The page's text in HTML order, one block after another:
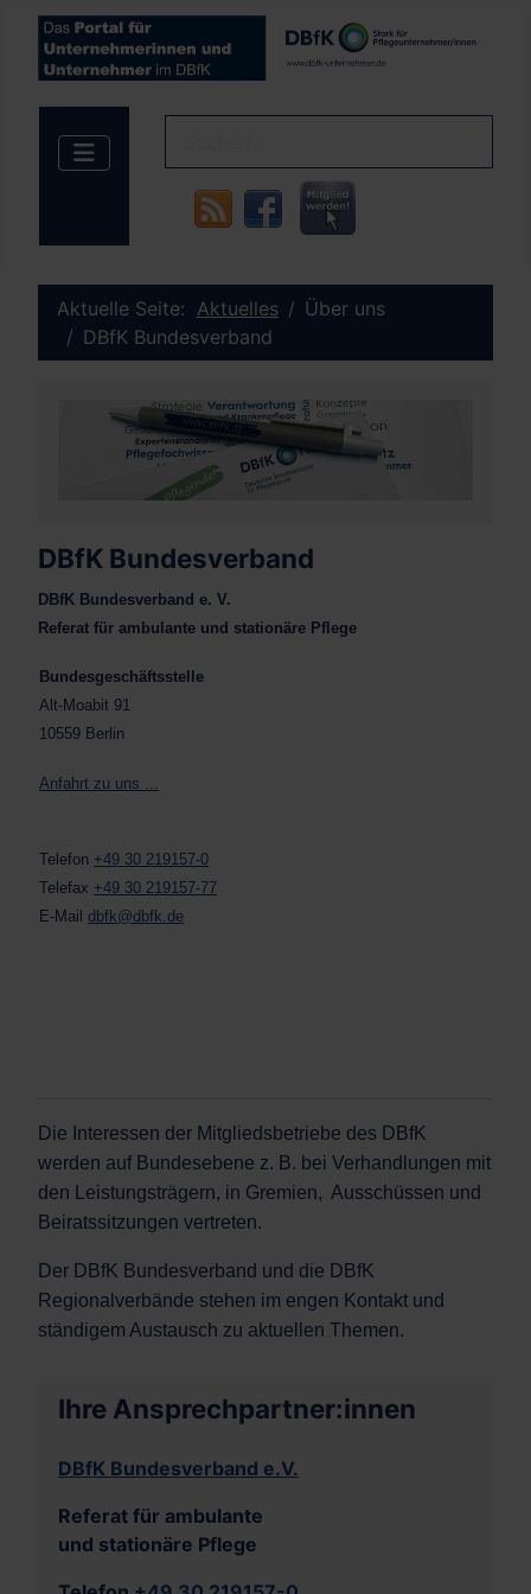
Aktuelle Seite: Aktuelles
Über uns
DBfK Bundesverband
DBfK Bundesverband
DBfK Bundesverband e. V.
Referat für ambulante und stationäre Pflege
Bundesgeschäftsstelle
Alt-Moabit 91
10559 Berlin
Anfahrt zu uns ...
Telefon +49 30 219157-0
Telefax +49 30 219157-77
E-Mail dbfk@dbfk.de
Die Interessen der Mitgliedsbetriebe des DBfK
werden auf Bundesebene z. B. bei Verhandlungen mit
den Leistungsträgern, in Gremien, Ausschüssen und
Beiratssitzungen vertreten.
Der DBfK Bundesverband und die DBfK
Regionalverbände stehen im engen Kontakt und
ständigem Austausch zu aktuellen Themen.
Ihre Ansprechpartner:innen
DBfK Bundesverband e.V.
Referat für ambulante
und stationäre Pflege